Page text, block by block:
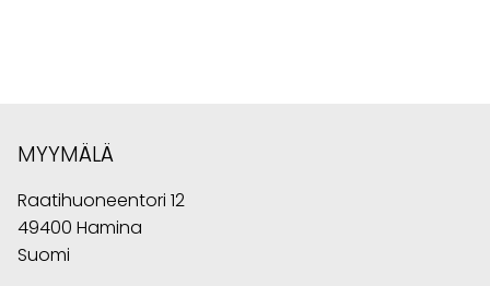
MYYMÄLÄ
Raatihuoneentori 12
49400 Hamina
Suomi